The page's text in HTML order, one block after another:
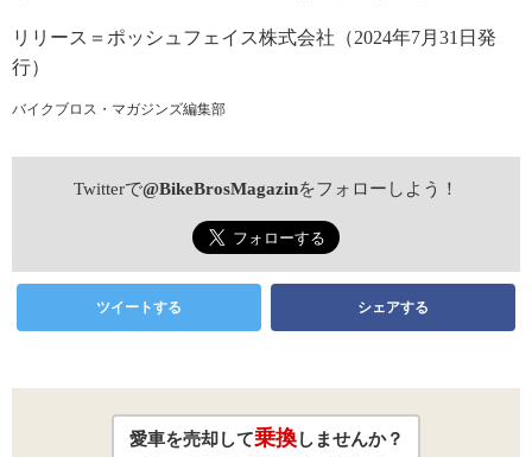
リリース＝ポッシュフェイス株式会社（2024年7月31日発
行）
バイクブロス・マガジンズ編集部
Twitterで@BikeBrosMagazinをフォローしよう！
ツイートする シェアする
愛車を売却して乗換しませんか？